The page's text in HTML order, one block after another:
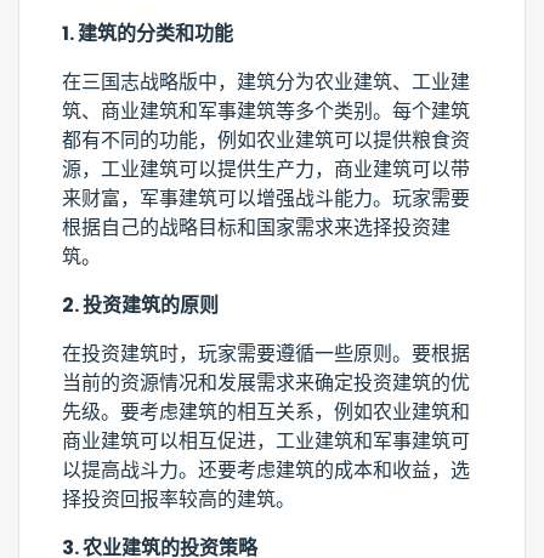
1. 建筑的分类和功能
在三国志战略版中，建筑分为农业建筑、工业建
筑、商业建筑和军事建筑等多个类别。每个建筑
都有不同的功能，例如农业建筑可以提供粮食资
源，工业建筑可以提供生产力，商业建筑可以带
来财富，军事建筑可以增强战斗能力。玩家需要
根据自己的战略目标和国家需求来选择投资建
筑。
2. 投资建筑的原则
在投资建筑时，玩家需要遵循一些原则。要根据
当前的资源情况和发展需求来确定投资建筑的优
先级。要考虑建筑的相互关系，例如农业建筑和
商业建筑可以相互促进，工业建筑和军事建筑可
以提高战斗力。还要考虑建筑的成本和收益，选
择投资回报率较高的建筑。
3. 农业建筑的投资策略